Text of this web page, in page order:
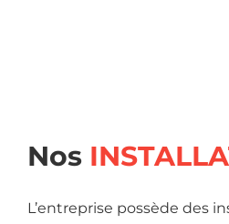
Nos
L’entreprise possède des